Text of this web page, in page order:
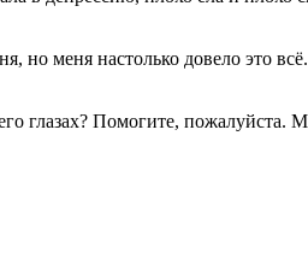
меня настолько довело это
глазах? Помогите, пожалуйста.